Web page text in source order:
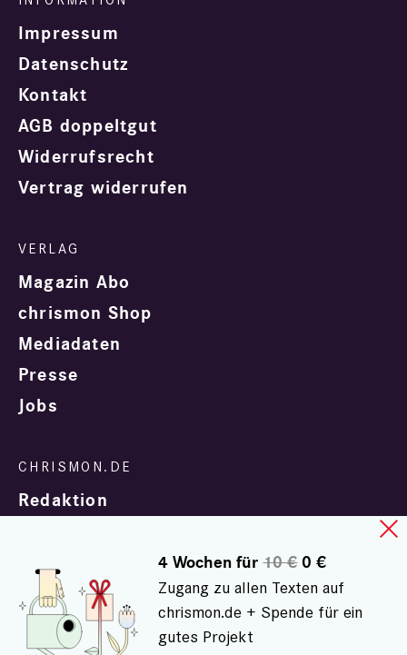
Impressum
Datenschutz
Kontakt
AGB doppeltgut
Widerrufsrecht
Vertrag widerrufen
Magazin Abo
chrismon Shop
Mediadaten
Presse
Jobs
Redaktion
4 Wochen für10 €0 €
Zugang zu allen Texten auf
chrismon.de + Spende für ein
gutes Projekt